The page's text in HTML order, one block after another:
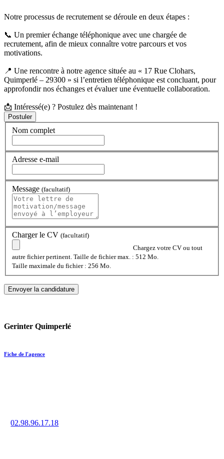
Notre processus de recrutement se déroule en deux étapes :
📞 Un premier échange téléphonique avec une chargée de
recrutement, afin de mieux connaître votre parcours et vos
motivations.
📍 Une rencontre à notre agence située au « 17 Rue Clohars,
Quimperlé – 29300 » si l’entretien téléphonique est concluant, pour
approfondir nos échanges et évaluer une éventuelle collaboration.
📩 Intéressé(e) ? Postulez dès maintenant !
Nom complet
Adresse e-mail
Message (facultatif)
Charger le CV (facultatif)
Chargez votre CV ou tout
autre fichier pertinent. Taille de fichier max. : 512 Mo.
Taille maximale du fichier : 256 Mo.
Gerinter Quimperlé
Fiche de l'agence
02.98.96.17.18